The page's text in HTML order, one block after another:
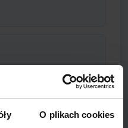
O plikach cookies